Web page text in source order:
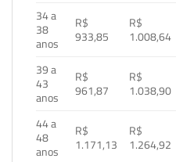
34 a
38
anos
R$
933,85
R$
1.008,64
39 a
43
anos
R$
961,87
R$
1.038,90
44 a
48
anos
R$
1.171,13
R$
1.264,92